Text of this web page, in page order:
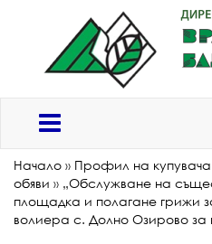
Начало » Профил на купувача
обяви » „Обслужване на
площадка и полагане грижи
волиера с. Долно Озирово за